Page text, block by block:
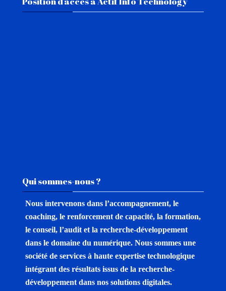
Qui sommes-nous ?
Nous intervenons dans l’accompagnement, le
coaching, le renforcement de capacité, la formation,
le conseil, l’audit et la recherche-développement
dans le domaine du numérique. Nous sommes une
société de services à haute expertise technologique
intégrant des résultats issus de la recherche-
développement dans nos solutions digitales.